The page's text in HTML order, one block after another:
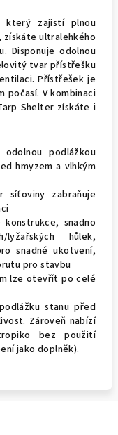
který zajistí plnou
získáte ultralehkého
Disponuje odolnou
tvar přístřešku
Přístřešek je
počasí. V kombinaci
Shelter získáte i
podlážkou
hmyzem a vlhkým
síťoviny zabraňuje
snadno
hůlek,
snadné ukotvení,
pro stavbu
lze otevřít po celé
stanu před
Zároveň nabízí
bez použití
jako doplněk).